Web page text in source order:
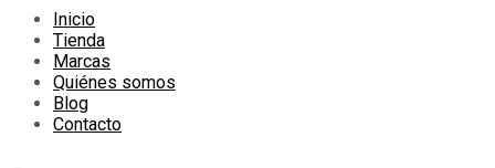
Inicio
Tienda
Marcas
Quiénes somos
Blog
Contacto